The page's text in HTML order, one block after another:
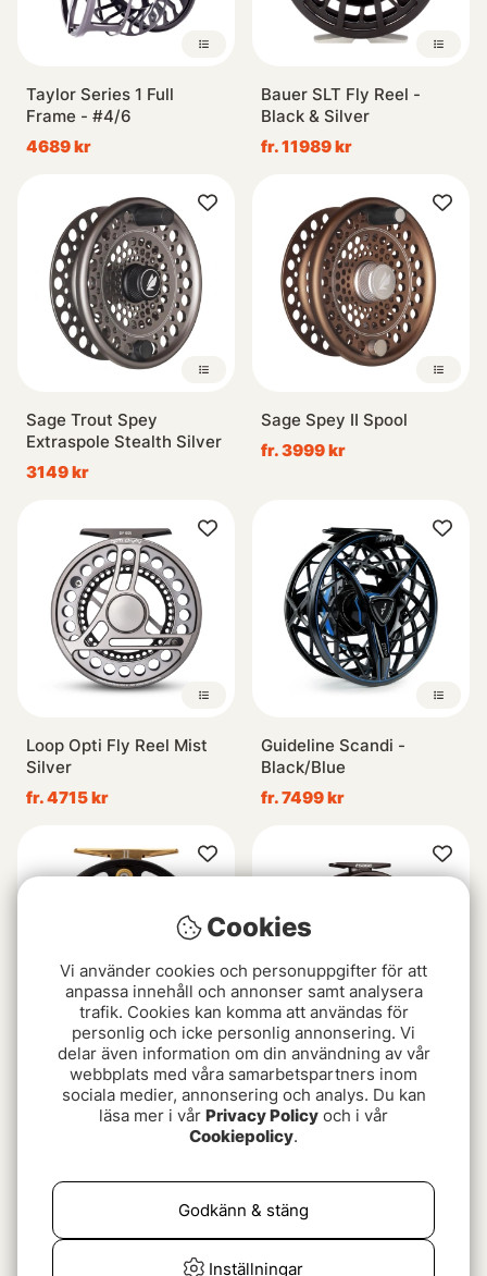
Taylor Series 1 Full
Frame - #4/6
4689 kr
Bauer SLT Fly Reel -
Black & Silver
fr. 11989 kr
Sage Trout Spey
Extraspole Stealth Silver
3149 kr
Sage Spey II Spool
fr. 3999 kr
Loop Opti Fly Reel Mist
Silver
fr. 4715 kr
Guideline Scandi -
Black/Blue
fr. 7499 kr
TFO NTR I BG Flugrulle
#3/4
Sage Enforcer Flugrulle
Granite
8249 kr
Cookies
Vi använder cookies och personuppgifter för att
anpassa innehåll och annonser samt analysera
trafik. Cookies kan komma att användas för
personlig och icke personlig annonsering. Vi
delar även information om din användning av vår
webbplats med våra samarbetspartners inom
sociala medier, annonsering och analys. Du kan
läsa mer i vår Privacy Policy och i vår
Cookiepolicy.
Inställningar
Godkänn & stäng